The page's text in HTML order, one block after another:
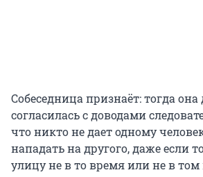
Собеседница признаёт: тогда
согласилась с доводами
что никто не дает одному
нападать на другого, даже если
улицу не в то время или не в том